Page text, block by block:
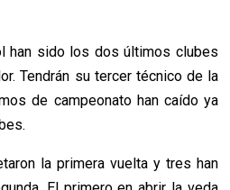
han sido los dos últimos clubes
Tendrán su tercer técnico de la
de campeonato han caído ya
la primera vuelta y tres han